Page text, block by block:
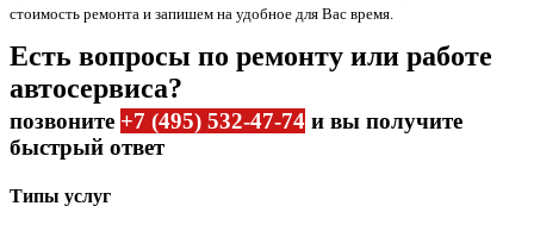
стоимость ремонта и запишем на удобное для Вас время.
Есть вопросы по ремонту или работе
автосервиса?
позвоните +7 (495) 532-47-74 и вы получите
быстрый ответ
Типы услуг